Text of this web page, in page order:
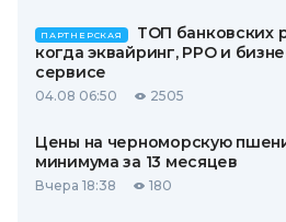
ПАРТНЕРСКАЯ
ТОП банковских
когда эквайринг, РРО и
сервисе
04.08 06:50 2505
Цены на черноморскую
минимума за 13 месяцев
Вчера 18:38 180